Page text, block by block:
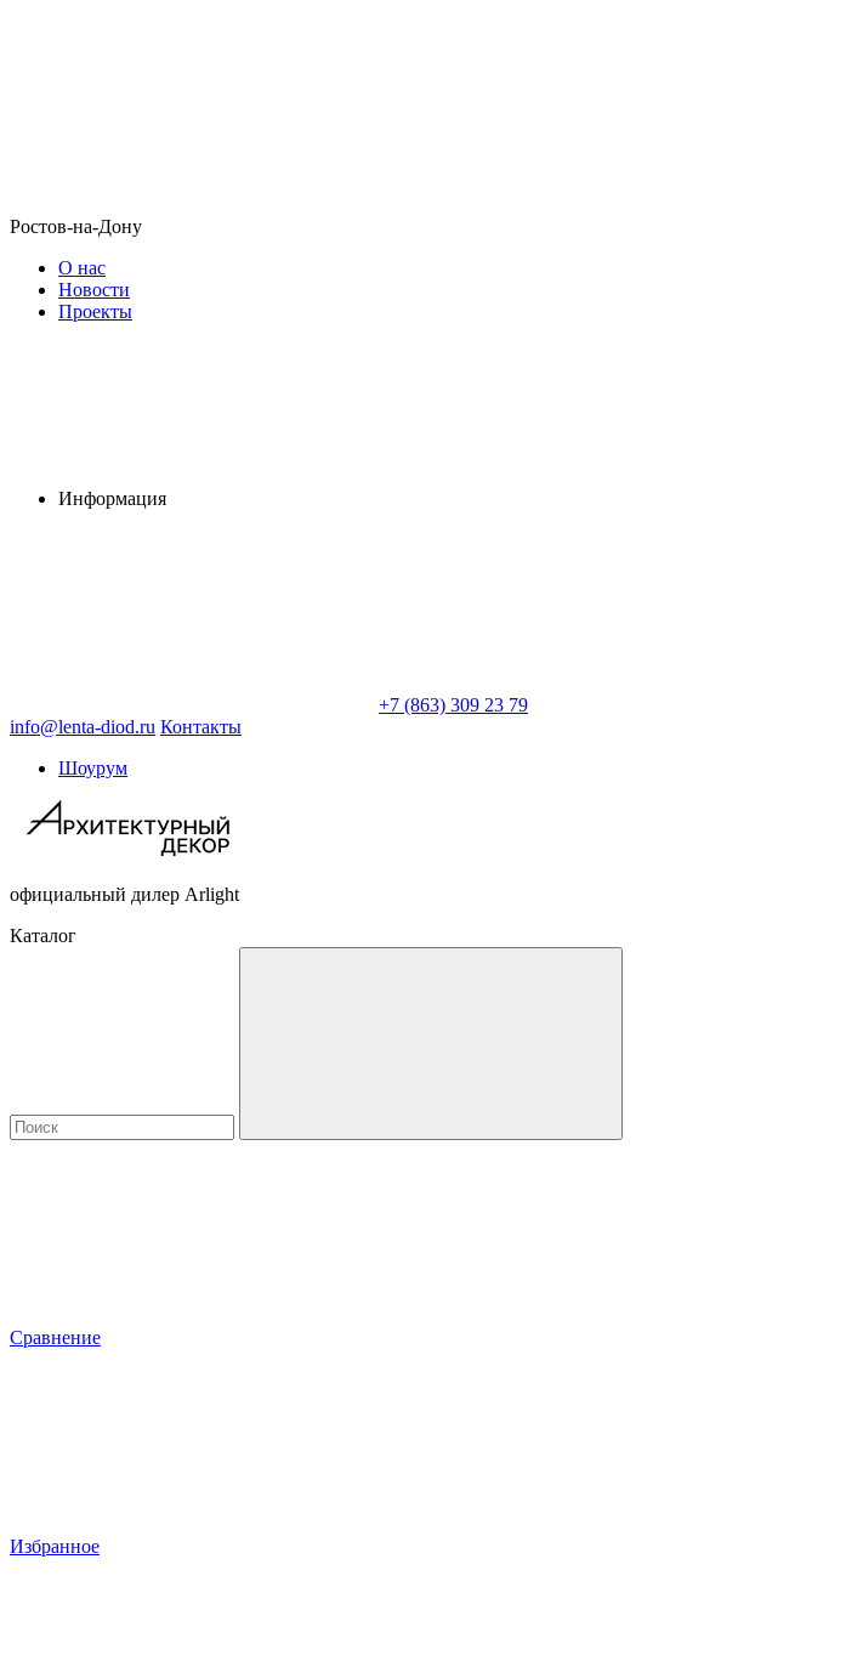
Ростов-на-Дону
О нас
Новости
Проекты
Информация
+7 (863) 309 23 79
info@lenta-diod.ru Контакты
Шоурум
официальный дилер Arlight
Каталог
Сравнение
Избранное